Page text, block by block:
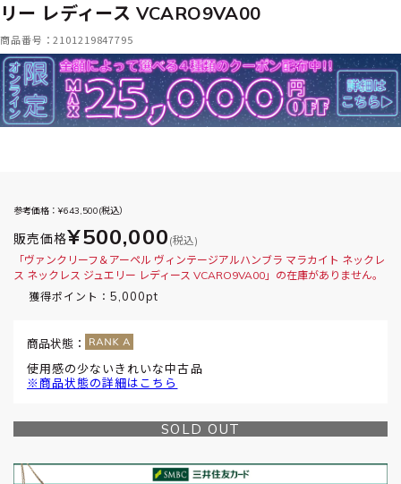
リー レディース VCARO9VA00
商品番号：2101219847795
参考価格：¥643,500(税込）
販売価格¥500,000 (税込)
「ヴァンクリーフ＆アーペル ヴィンテージアルハンブラ マラカイト ネックレ
ス ネックレス ジュエリー レディース VCARO9VA00」の在庫がありません。
獲得ポイント： 5,000pt
商品状態：
使用感の少ないきれいな中古品
※商品状態の詳細はこちら
SOLD OUT